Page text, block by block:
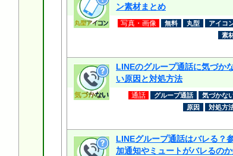
ン素材まとめ
写真・画像 無料 丸型
アイコ
素
LINEのグループ通話に気づか
い原因と対処方法
通話 グループ通話
気づかな
原因
対処方
LINEグループ通話はバレる？
加通知やミュートがバレるの